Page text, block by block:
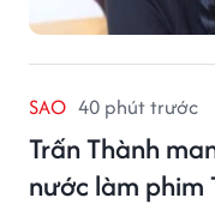
SAO 40 phút trước
Trấn Thành
nước làm phim